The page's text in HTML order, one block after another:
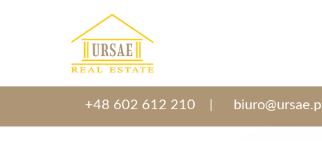
+48 602 612 210 biuro@ursae.pl